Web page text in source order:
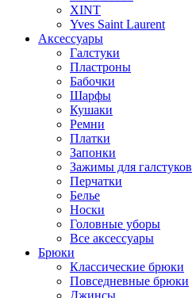
XINT
Yves Saint Laurent
Аксессуары
Галстуки
Пластроны
Бабочки
Шарфы
Кушаки
Ремни
Платки
Запонки
Зажимы для галстуков
Перчатки
Белье
Носки
Головные уборы
Все аксессуары
Брюки
Классические брюки
Повседневные брюки
Джинсы